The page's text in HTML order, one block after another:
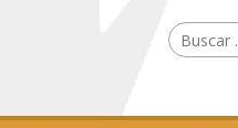
Buscar
por: